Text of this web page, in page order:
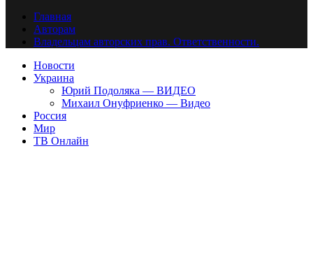
Главная
Авторам
Владельцам авторских прав. Ответственности.
Новости
Украина
Юрий Подоляка — ВИДЕО
Михаил Онуфриенко — Видео
Россия
Мир
ТВ Онлайн